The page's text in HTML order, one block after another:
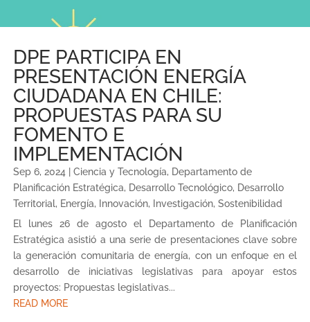
DPE PARTICIPA EN
PRESENTACIÓN ENERGÍA
CIUDADANA EN CHILE:
PROPUESTAS PARA SU
FOMENTO E
IMPLEMENTACIÓN
Sep 6, 2024 Ciencia y Tecnología, Departamento de
Planificación Estratégica, Desarrollo Tecnológico, Desarrollo
Territorial, Energía, Innovación, Investigación, Sostenibilidad
El lunes 26 de agosto el Departamento de Planificación
Estratégica asistió a una serie de presentaciones clave sobre
la generación comunitaria de energía, con un enfoque en el
desarrollo de iniciativas legislativas para apoyar estos
proyectos: Propuestas legislativas...
READ MORE